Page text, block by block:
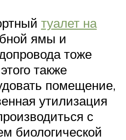
туалет на
ямы и
тоже
также
помещение,
утилизация
с
биологической